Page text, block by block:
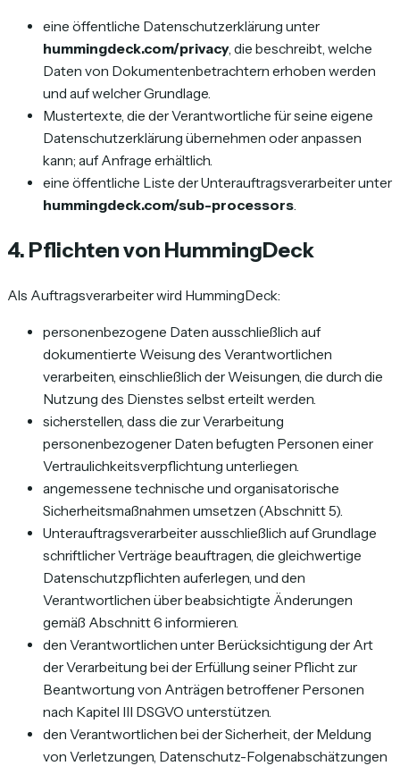
eine öffentliche Datenschutzerklärung unter
hummingdeck.com/privacy, die beschreibt, welche
Daten von Dokumentenbetrachtern erhoben werden
und auf welcher Grundlage.
Mustertexte, die der Verantwortliche für seine eigene
Datenschutzerklärung übernehmen oder anpassen
kann; auf Anfrage erhältlich.
eine öffentliche Liste der Unterauftragsverarbeiter unter
hummingdeck.com/sub-processors
4. Pflichten von HummingDeck
Als Auftragsverarbeiter wird HummingDeck:
personenbezogene Daten ausschließlich auf
dokumentierte Weisung des Verantwortlichen
verarbeiten, einschließlich der Weisungen, die durch die
Nutzung des Dienstes selbst erteilt werden.
sicherstellen, dass die zur Verarbeitung
personenbezogener Daten befugten Personen einer
Vertraulichkeitsverpflichtung unterliegen.
angemessene technische und organisatorische
Sicherheitsmaßnahmen umsetzen (Abschnitt 5).
Unterauftragsverarbeiter ausschließlich auf Grundlage
schriftlicher Verträge beauftragen, die gleichwertige
Datenschutzpflichten auferlegen, und den
Verantwortlichen über beabsichtigte Änderungen
gemäß Abschnitt 6 informieren.
den Verantwortlichen unter Berücksichtigung der Art
der Verarbeitung bei der Erfüllung seiner Pflicht zur
Beantwortung von Anträgen betroffener Personen
nach Kapitel III DSGVO unterstützen.
den Verantwortlichen bei der Sicherheit, der Meldung
von Verletzungen, Datenschutz-Folgenabschätzungen